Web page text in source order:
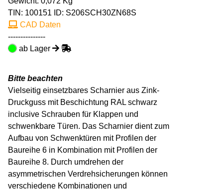
TIN: 100151 ID: S206SCH30ZN68S
CAD Daten
---------------
ab Lager
Bitte beachten
Vielseitig einsetzbares Scharnier aus Zink-
Druckguss mit Beschichtung RAL schwarz
inclusive Schrauben für Klappen und
schwenkbare Türen. Das Scharnier dient zum
Aufbau von Schwenktüren mit Profilen der
Baureihe 6 in Kombination mit Profilen der
Baureihe 8. Durch umdrehen der
asymmetrischen Verdrehsicherungen können
verschiedene Kombinationen und